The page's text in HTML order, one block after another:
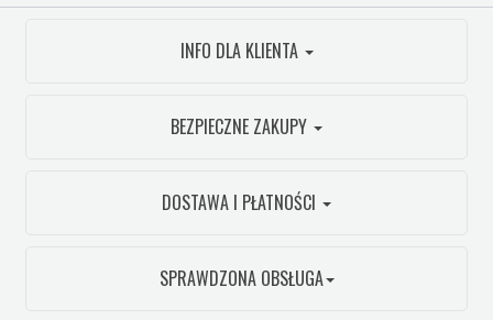
INFO DLA KLIENTA
BEZPIECZNE ZAKUPY
DOSTAWA I PŁATNOŚCI
SPRAWDZONA OBSŁUGA